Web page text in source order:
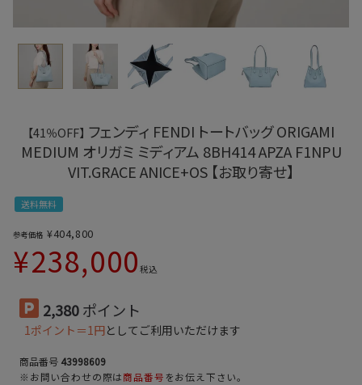
【41％OFF】 フェンディ FENDI トートバッグ ORIGAMI
MEDIUM オリガミ ミディアム 8BH414 APZA F1NPU
VIT.GRACE ANICE+OS 【お取り寄せ】
送料無料
参考価格 ¥404,800
¥238,000 税込
2,380ポイント
1ポイント＝1円としてご利用いただけます
商品番号 43998609
※お問い合わせの際は商品番号をお伝え下さい。